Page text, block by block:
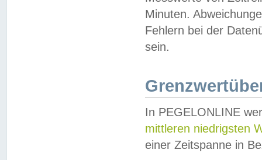
Minuten.
Fehlern bei der
sein.
In PEGELONLINE
mittleren niedrigsten
einer Zeitspanne in